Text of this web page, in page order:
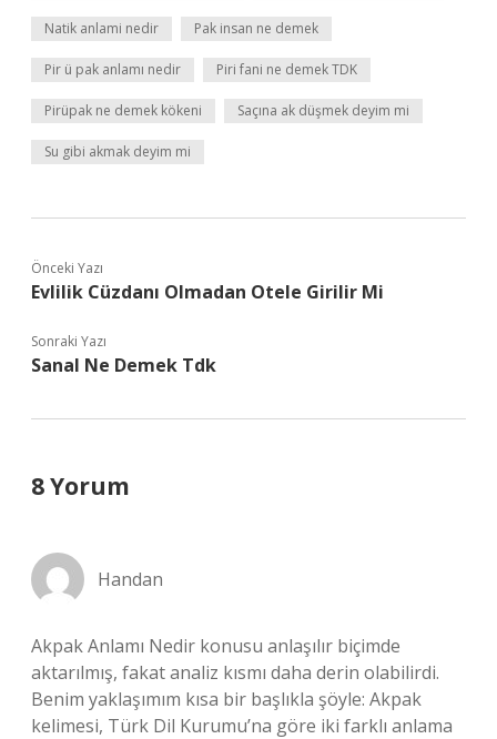
Natik anlami nedir Pak insan ne demek
Pir ü pak anlamı nedir Piri fani ne demek TDK
Pirüpak ne demek kökeni Saçına ak düşmek deyim mi
Su gibi akmak deyim mi
Önceki Yazı
Evlilik Cüzdanı Olmadan Otele Girilir Mi
Sonraki Yazı
Sanal Ne Demek Tdk
8 Yorum
Handan
Akpak Anlamı Nedir konusu anlaşılır biçimde
aktarılmış, fakat analiz kısmı daha derin olabilirdi.
Benim yaklaşımım kısa bir başlıkla şöyle: Akpak
kelimesi, Türk Dil Kurumu’na göre iki farklı anlama